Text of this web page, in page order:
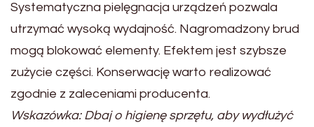
Systematyczna pielęgnacja urządzeń pozwala
utrzymać wysoką wydajność. Nagromadzony brud
mogą blokować elementy. Efektem jest szybsze
zużycie części. Konserwację warto realizować
zgodnie z zaleceniami producenta.
Wskazówka: Dbaj o higienę sprzętu, aby wydłużyć